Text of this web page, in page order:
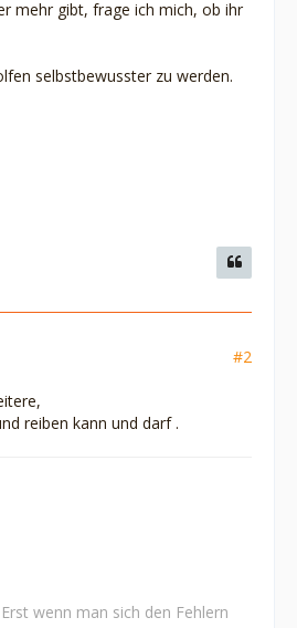
mehr gibt, frage ich mich, ob ihr
selbstbewusster zu werden.
#2
reiben kann und darf .
wenn man sich den Fehlern